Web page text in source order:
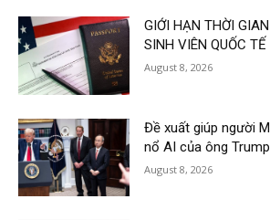
GIỚI HẠN THỜI
SINH VIÊN QUỐC TẾ
August 8, 2026
Đề xuất giúp người
nổ AI của ông Trump
August 8, 2026